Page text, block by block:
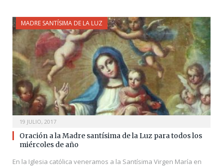
MADRE SANTÍSIMA DE LA LUZ
19 JULIO, 2017
Oración a la Madre santísima de la Luz para todos los
miércoles de año
En la Iglesia católica veneramos a la Santísima Virgen María en